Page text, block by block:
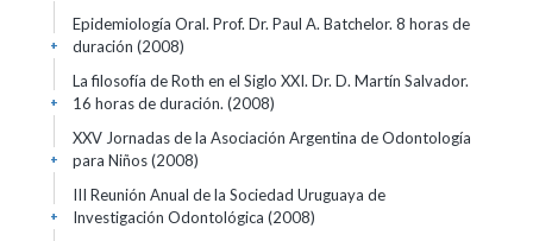
Epidemiología Oral. Prof. Dr. Paul A. Batchelor. 8 horas de
duración (2008)
+
La filosofía de Roth en el Siglo XXI. Dr. D. Martín Salvador.
16 horas de duración. (2008)
+
XXV Jornadas de la Asociación Argentina de Odontología
para Niños(2008)
+
III Reunión Anual de la Sociedad Uruguaya de
Investigación Odontológica (2008)
+